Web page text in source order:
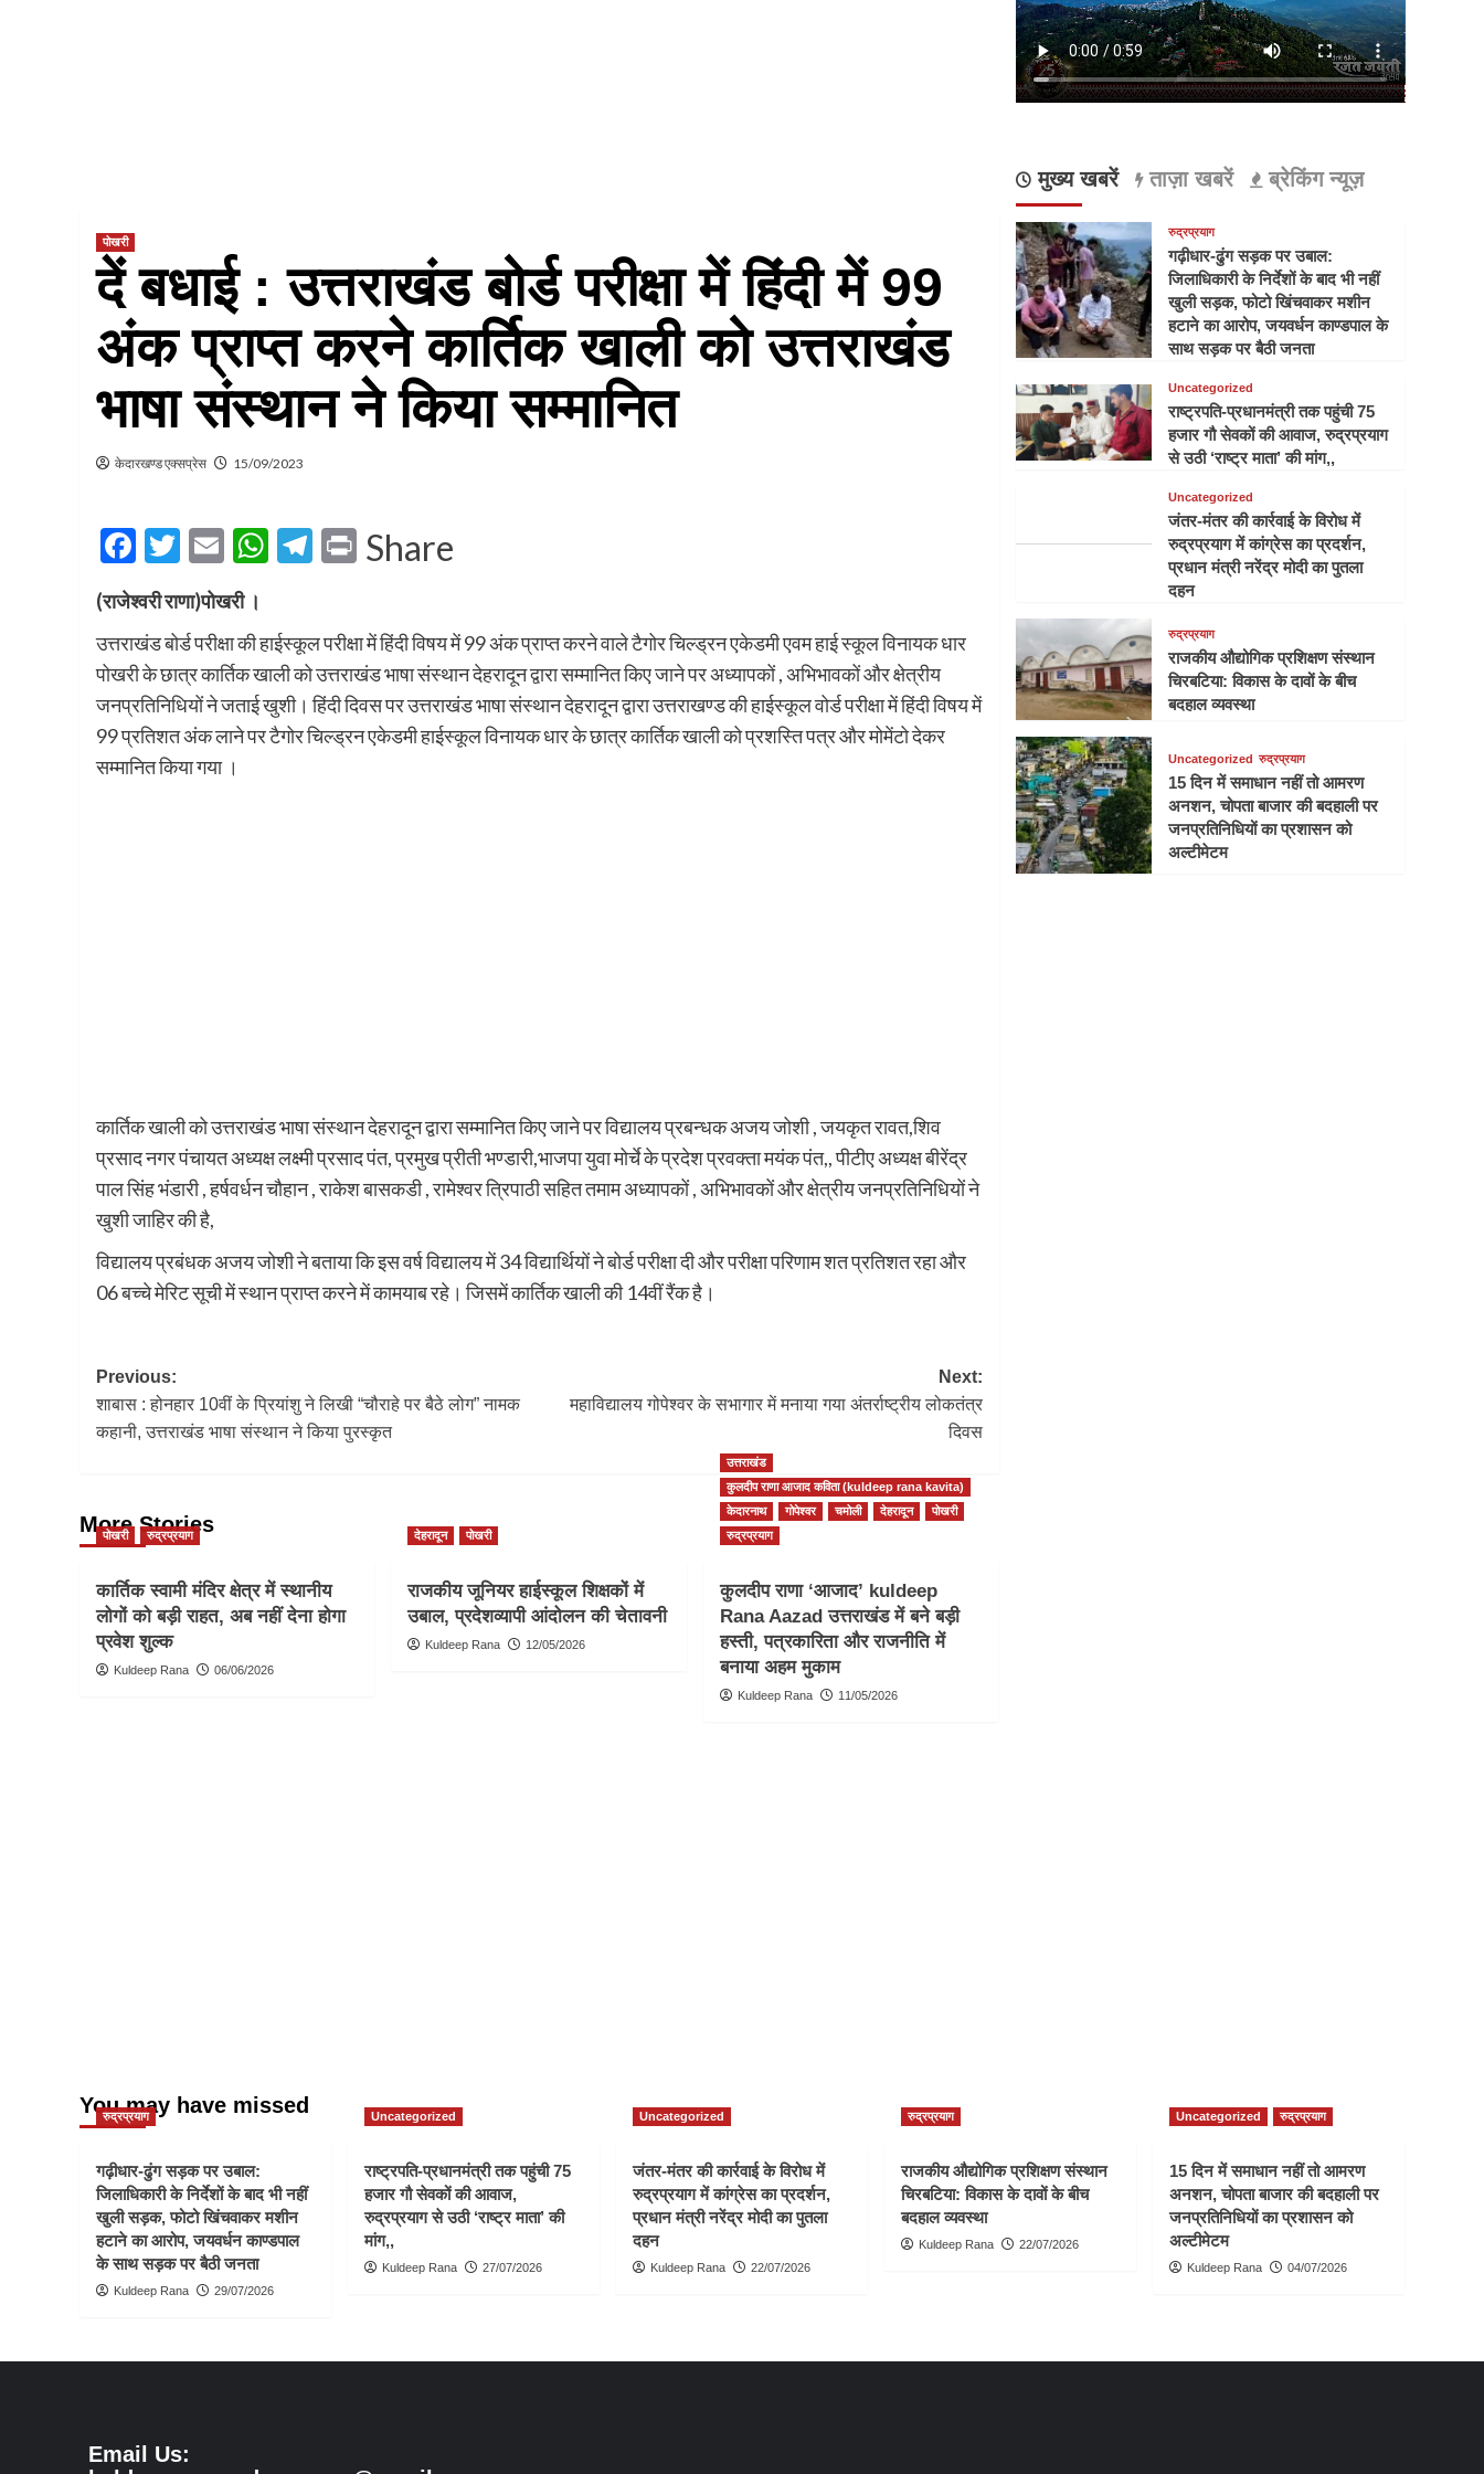
पोखरी
दें बधाई : उत्तराखंड बोर्ड परीक्षा में हिंदी में 99
अंक प्राप्त करने कार्तिक खाली को उत्तराखंड
भाषा संस्थान ने किया सम्मानित
केदारखण्ड एक्सप्रेस 15/09/2023
Facebook
Twitter
EmailWhatsApp
Telegram
Print
Share
(राजेश्वरी राणा)पोखरी ।
उत्तराखंड बोर्ड परीक्षा की हाईस्कूल परीक्षा में हिंदी विषय में 99 अंक प्राप्त करने वाले टैगोर चिल्ड्रन एकेडमी एवम हाई स्कूल विनायक धार
पोखरी के छात्र कार्तिक खाली को उत्तराखंड भाषा संस्थान देहरादून द्वारा सम्मानित किए जाने पर अध्यापकों , अभिभावकों और क्षेत्रीय
जनप्रतिनिधियों ने जताई खुशी। हिंदी दिवस पर उत्तराखंड भाषा संस्थान देहरादून द्वारा उत्तराखण्ड की हाईस्कूल वोर्ड परीक्षा में हिंदी विषय में
99 प्रतिशत अंक लाने पर टैगोर चिल्ड्रन एकेडमी हाईस्कूल विनायक धार के छात्र कार्तिक खाली को प्रशस्ति पत्र और मोमेंटो देकर
सम्मानित किया गया ।
कार्तिक खाली को उत्तराखंड भाषा संस्थान देहरादून द्वारा सम्मानित किए जाने पर विद्यालय प्रबन्धक अजय जोशी , जयकृत रावत,शिव
प्रसाद नगर पंचायत अध्यक्ष लक्ष्मी प्रसाद पंत, प्रमुख प्रीती भण्डारी,भाजपा युवा मोर्चे के प्रदेश प्रवक्ता मयंक पंत,, पीटीए अध्यक्ष बीरेंद्र
पाल सिंह भंडारी , हर्षवर्धन चौहान , राकेश बासकडी , रामेश्वर त्रिपाठी सहित तमाम अध्यापकों , अभिभावकों और क्षेत्रीय जनप्रतिनिधियों ने
खुशी जाहिर की है,
विद्यालय प्रबंधक अजय जोशी ने बताया कि इस वर्ष विद्यालय में 34 विद्यार्थियों ने बोर्ड परीक्षा दी और परीक्षा परिणाम शत प्रतिशत रहा और
06 बच्चे मेरिट सूची में स्थान प्राप्त करने में कामयाब रहे। जिसमें कार्तिक खाली की 14वीं रैंक है।
Post
navigation
Previous:
शाबास : होनहार 10वीं के प्रियांशु ने लिखी “चौराहे पर बैठे लोग” नामक
कहानी, उत्तराखंड भाषा संस्थान ने किया पुरस्कृत
Next:
महाविद्यालय गोपेश्वर के सभागार में मनाया गया अंतर्राष्ट्रीय लोकतंत्र
दिवस
More Stories
पोखरी रुद्रप्रयाग
कार्तिक स्वामी मंदिर क्षेत्र में स्थानीय
लोगों को बड़ी राहत, अब नहीं देना होगा
प्रवेश शुल्क
Kuldeep Rana 06/06/2026
देहरादून पोखरी
राजकीय जूनियर हाईस्कूल शिक्षकों में
उबाल, प्रदेशव्यापी आंदोलन की चेतावनी
Kuldeep Rana 12/05/2026
उत्तराखंड
कुलदीप राणा आजाद कविता (kuldeep rana kavita)
केदारनाथ
गोपेश्वर चमोली देहरादून
पोखरी
रुद्रप्रयाग
कुलदीप राणा ‘आजाद’ kuldeep
Rana Aazad उत्तराखंड में बने बड़ी
हस्ती, पत्रकारिता और राजनीति में
बनाया अहम मुकाम
Kuldeep Rana 11/05/2026
मुख्य खबरें ताज़ा खबरें ब्रेकिंग न्यूज़
रुद्रप्रयाग
गढ़ीधार-ढुंग सड़क पर उबाल:
जिलाधिकारी के निर्देशों के बाद भी नहीं
खुली सड़क, फोटो खिंचवाकर मशीन
हटाने का आरोप, जयवर्धन काण्डपाल के
साथ सड़क पर बैठी जनता
Uncategorized
राष्ट्रपति-प्रधानमंत्री तक पहुंची 75
हजार गौ सेवकों की आवाज, रुद्रप्रयाग
से उठी ‘राष्ट्र माता’ की मांग,,
Uncategorized
जंतर-मंतर की कार्रवाई के विरोध में
रुद्रप्रयाग में कांग्रेस का प्रदर्शन,
प्रधान मंत्री नरेंद्र मोदी का पुतला
दहन
रुद्रप्रयाग
राजकीय औद्योगिक प्रशिक्षण संस्थान
चिरबटिया: विकास के दावों के बीच
बदहाल व्यवस्था
Uncategorized रुद्रप्रयाग
15 दिन में समाधान नहीं तो आमरण
अनशन, चोपता बाजार की बदहाली पर
जनप्रतिनिधियों का प्रशासन को
अल्टीमेटम
You may have missed
रुद्रप्रयाग
गढ़ीधार-ढुंग सड़क पर उबाल:
जिलाधिकारी के निर्देशों के बाद भी नहीं
खुली सड़क, फोटो खिंचवाकर मशीन
हटाने का आरोप, जयवर्धन काण्डपाल
के साथ सड़क पर बैठी जनता
Kuldeep Rana 29/07/2026
Uncategorized
राष्ट्रपति-प्रधानमंत्री तक पहुंची 75
हजार गौ सेवकों की आवाज,
रुद्रप्रयाग से उठी ‘राष्ट्र माता’ की
मांग,,
Kuldeep Rana 27/07/2026
Uncategorized
जंतर-मंतर की कार्रवाई के विरोध में
रुद्रप्रयाग में कांग्रेस का प्रदर्शन,
प्रधान मंत्री नरेंद्र मोदी का पुतला
दहन
Kuldeep Rana 22/07/2026
रुद्रप्रयाग
राजकीय औद्योगिक प्रशिक्षण संस्थान
चिरबटिया: विकास के दावों के बीच
बदहाल व्यवस्था
Kuldeep Rana 22/07/2026
Uncategorized रुद्रप्रयाग
15 दिन में समाधान नहीं तो आमरण
अनशन, चोपता बाजार की बदहाली पर
जनप्रतिनिधियों का प्रशासन को
अल्टीमेटम
Kuldeep Rana 04/07/2026
Email Us: